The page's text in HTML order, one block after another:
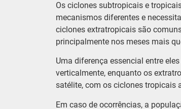
Os ciclones subtropicais e
mecanismos diferentes e
ciclones extratropicais são
principalmente nos meses mais
Uma diferença essencial entre
verticalmente, enquanto os
satélite, com os ciclones tropicais
Em caso de ocorrências, a